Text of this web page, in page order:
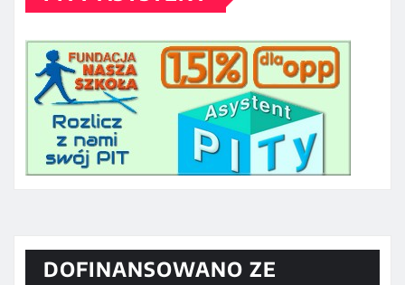
DOFINANSOWANO ZE